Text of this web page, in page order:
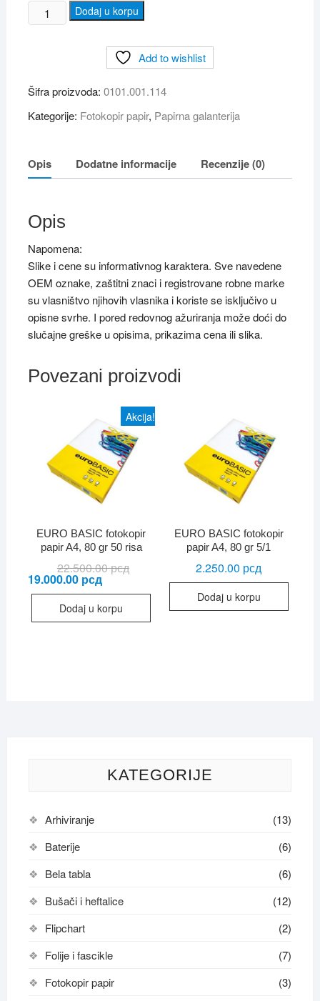
EURO
BASIC
80
gr,
količina
Dodaj u korpu
Add to wishlist
Šifra proizvoda: 0101.001.114
Kategorije: Fotokopir papir, Papirna galanterija
Opis Dodatne informacije Recenzije (0)
Opis
Napomena:
Slike i cene su informativnog karaktera. Sve navedene
OEM oznake, zaštitni znaci i registrovane robne marke
su vlasništvo njihovih vlasnika i koriste se isključivo u
opisne svrhe. I pored redovnog ažuriranja može doći do
slučajne greške u opisima, prikazima cena ili slika.
Povezani proizvodi
Akcija!
EURO BASIC fotokopir
papir A4, 80 gr 50 risa
22.500.00рсдOriginalna
cena
bila:
22.500.00 рсд.
19.000.00 рсд
Trenutna
cena
19.000.00 рсд.
Dodaj u korpu
EURO BASIC fotokopir
papir A4, 80 gr 5/1
2.250.00 рсд
Dodaj u korpu
KATEGORIJE
Arhiviranje
(13)
Baterije
(6)
Bela tabla
(6)
Bušači i heftalice
(12)
Flipchart
(2)
Folije i fascikle
(7)
Fotokopir papir
(3)